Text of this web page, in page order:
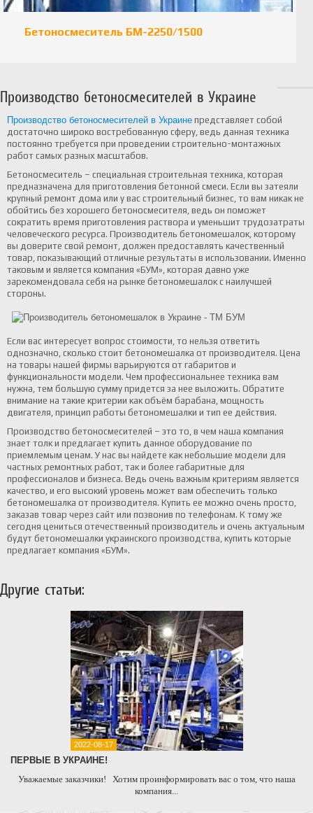
Бетоносмеситель БМ-2250/1500
Производство бетоносмесителей в Украине
Производство бетоносмесителей в Украине представляет собой
достаточно широко востребованную сферу, ведь данная техника
постоянно требуется при проведении строительно-монтажных
работ самых разных масштабов.
Бетоносмеситель – специальная строительная техника, которая
предназначена для приготовления бетонной смеси. Если вы затеяли
крупный ремонт дома или у вас строительный бизнес, то вам никак не
обойтись без хорошего бетоносмесителя, ведь он поможет
сократить время приготовления раствора и уменьшит трудозатраты
человеческого ресурса. Производитель бетономешалок, которому
вы доверите свой ремонт, должен предоставлять качественный
товар, показывающий отличные результаты в использовании. Именно
таковым и является компания «БУМ», которая давно уже
зарекомендовала себя на рынке бетономешалок с наилучшей
стороны.
Если вас интересует вопрос стоимости, то нельзя ответить
однозначно, сколько стоит бетономешалка от производителя. Цена
на товары нашей фирмы варьируются от габаритов и
функциональности модели. Чем профессиональнее техника вам
нужна, тем большую сумму придется за нее выложить. Обратите
внимание на такие критерии как объём барабана, мощность
двигателя, принцип работы бетономешалки и тип ее действия.
Производство бетоносмесителей – это то, в чем наша компания
знает толк и предлагает купить данное оборудование по
приемлемым ценам. У нас вы найдете как небольшие модели для
частных ремонтных работ, так и более габаритные для
профессионалов и бизнеса. Ведь очень важным критериям является
качество, и его высокий уровень может вам обеспечить только
бетономешалка от производителя. Купить ее можно очень просто,
заказав товар через сайт или позвонив по телефонам. К тому же
сегодня цениться отечественный производитель и очень актуальным
будут бетономешалки украинского производства, купить которые
предлагает компания «БУМ».
Другие статьи:
2022-08-17
ПЕРВЫЕ В УКРАИНЕ!
Уважаемые заказчики! Хотим проинформировать вас о том, что наша
компания...